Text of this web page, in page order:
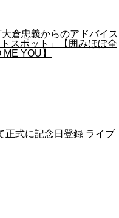
倉忠義からのアドバイス
スポット」【囲みほぼ全
YOU】
正式に記念日登録 ライブ